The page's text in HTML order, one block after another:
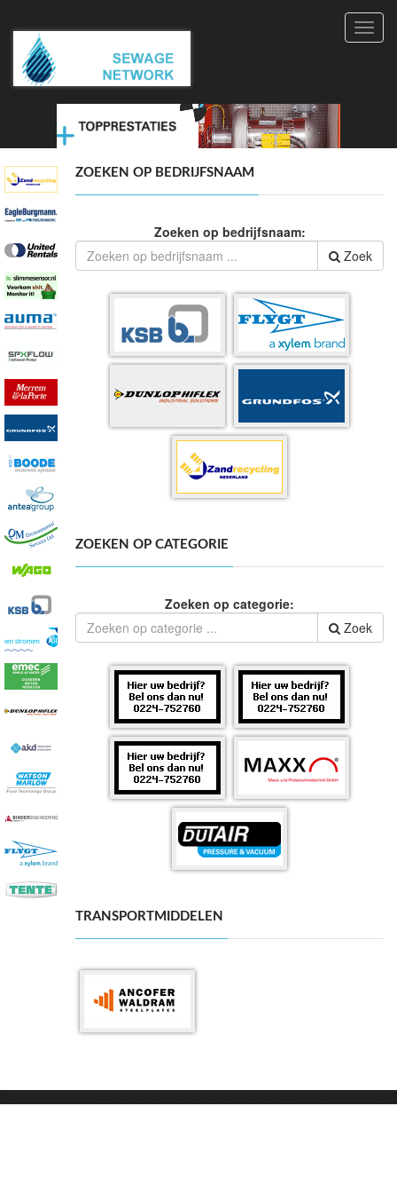
ZOEKEN OP BEDRIJFSNAAM
Zoeken op bedrijfsnaam:
Zoek
ZOEKEN OP CATEGORIE
Zoeken op categorie:
Zoek
TRANSPORTMIDDELEN